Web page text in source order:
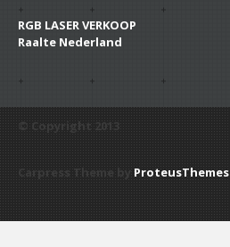
RGB LASER VERKOOP
Raalte Nederland
ProteusThemes